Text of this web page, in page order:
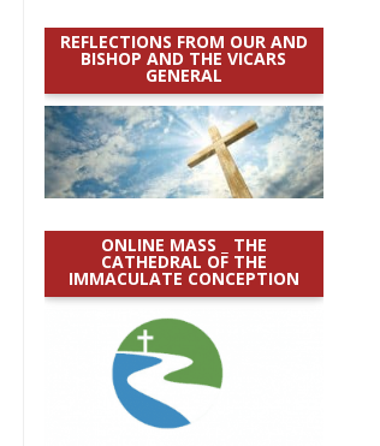
REFLECTIONS FROM OUR AND
BISHOP AND THE VICARS
GENERAL
ONLINE MASS _ THE
CATHEDRAL OF THE
IMMACULATE CONCEPTION